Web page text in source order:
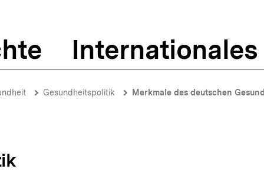
Internationales
Gesundheitspolitik Merkmale des deutschen